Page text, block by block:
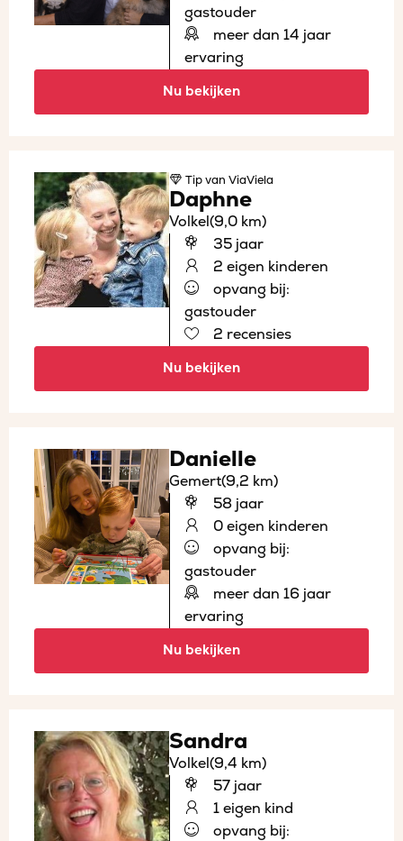
gastouder
meer dan 14 jaar
ervaring
Nu bekijken
Tipvan ViaViela
Daphne
Volkel(9,0 km)
35 jaar
2 eigen kinderen
opvang bij:
gastouder
2 recensies
Nu bekijken
Danielle
Gemert(9,2 km)
58 jaar
0 eigen kinderen
opvang bij:
gastouder
meer dan 16 jaar
ervaring
Nu bekijken
Sandra
Volkel(9,4 km)
57 jaar
1 eigen kind
opvang bij: